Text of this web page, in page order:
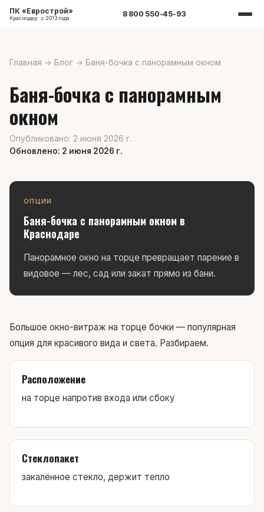
ПК «Еврострой»
Краснодар · с 2013 года 8 800 550-45-93
Главная → Блог → Баня-бочка с панорамным окном
Баня-бочка с панорамным
окном
Опубликовано: 2 июня 2026 г.
Обновлено: 2 июня 2026 г.
ОПЦИИ
Баня-бочка с панорамным окном в
Краснодаре
Панорамное окно на торце превращает парение в
видовое — лес, сад или закат прямо из бани.
Большое окно-витраж на торце бочки — популярная
опция для красивого вида и света. Разбираем.
Расположение
на торце напротив входа или сбоку
Стеклопакет
закалённое стекло, держит тепло